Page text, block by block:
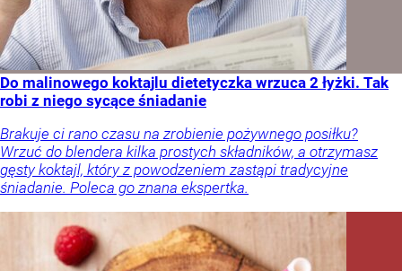
Do malinowego koktajlu dietetyczka wrzuca 2 łyżki. Tak
robi z niego sycące śniadanie
Brakuje ci rano czasu na zrobienie pożywnego posiłku?
Wrzuć do blendera kilka prostych składników, a otrzymasz
gęsty koktajl, który z powodzeniem zastąpi tradycyjne
śniadanie. Poleca go znana ekspertka.